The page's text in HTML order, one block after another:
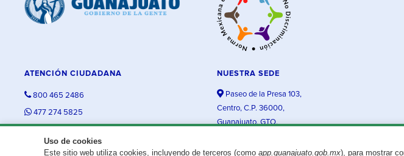
Uso de cookies
Este sitio web utiliza cookies, incluyendo de terceros (como app.guanajuato.gob.mx), para mostrar
ATENCIÓN CIUDADANA
800 465 2486
477 274 5825
NUESTRA SEDE
Paseo de la Presa 103,
Centro, C.P. 36000,
Guanajuato, GTO.